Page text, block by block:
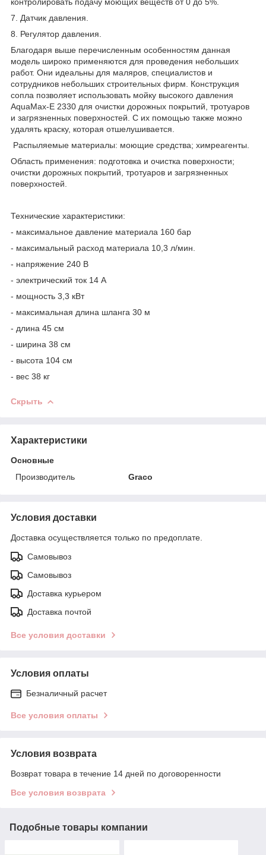
7. Датчик давления.
8. Регулятор давления.
Благодаря выше перечисленным особенностям данная
модель широко применяются для проведения небольших
работ. Они идеальны для маляров, специалистов и
сотрудников небольших строительных фирм. Конструкция
сопла позволяет использовать мойку высокого давления
AquaMax-E 2330 для очистки дорожных покрытий, тротуаров
и загрязненных поверхностей. С их помощью также можно
удалять краску, которая отшелушивается.
Распыляемые материалы: моющие средства; химреагенты.
Область применения: подготовка и очистка поверхности;
очистки дорожных покрытий, тротуаров и загрязненных
поверхностей.
Технические характеристики:
- максимальное давление материала 160 бар
- максимальный расход материала 10,3 л/мин.
- напряжение 240 В
- электрический ток 14 А
- мощность 3,3 кВт
- максимальная длина шланга 30 м
- длина 45 см
- ширина 38 см
- высота 104 см
- вес 38 кг
Скрыть
Характеристики
Основные
Производитель
Graco
Условия доставки
Доставка осуществляется только по предоплате.
Самовывоз
Самовывоз
Доставка курьером
Доставка почтой
Все условия доставки
Условия оплаты
Безналичный расчет
Все условия оплаты
Условия возврата
Возврат товара в течение 14 дней по договоренности
Все условия возврата
Подобные товары компании